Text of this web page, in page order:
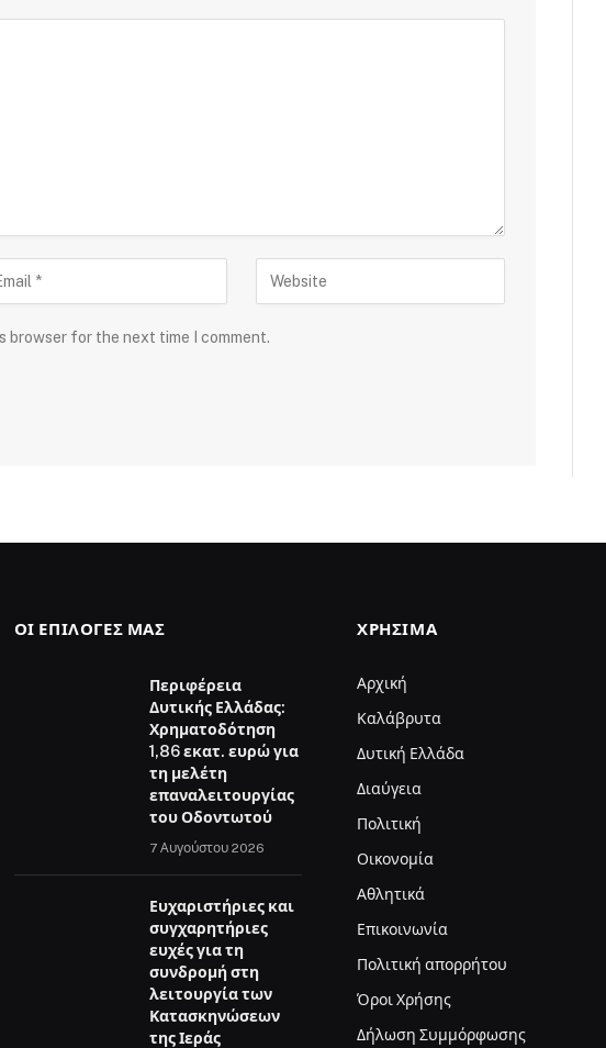
browser for the next time I comment.
ΟΙ ΕΠΙΛΟΓΈΣ ΜΑΣ
Περιφέρεια
Δυτικής Ελλάδας:
Χρηματοδότηση
1,86 εκατ. ευρώ για
τη μελέτη
επαναλειτουργίας
του Οδοντωτού
7 Αυγούστου 2026
Ευχαριστήριες και
συγχαρητήριες
ευχές για τη
συνδρομή στη
λειτουργία των
Κατασκηνώσεων
της Ιεράς
ΧΡΉΣΙΜΑ
Αρχική
Καλάβρυτα
Δυτική Ελλάδα
Διαύγεια
Πολιτική
Οικονομία
Αθλητικά
Επικοινωνία
Πολιτική απορρήτου
Όροι Χρήσης
Δήλωση Συμμόρφωσης